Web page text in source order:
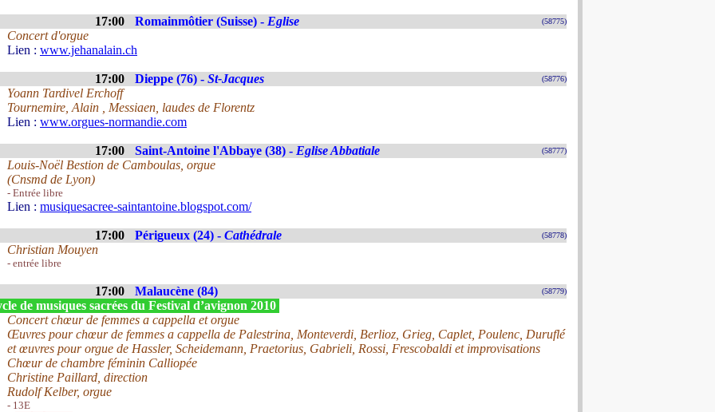
17:00 Romainmôtier (Suisse) - Eglise (58775)
Concert d'orgue
Lien : www.jehanalain.ch
17:00 Dieppe (76) - St-Jacques (58776)
Yoann Tardivel Erchoff
Tournemire, Alain , Messiaen, laudes de Florentz
Lien : www.orgues-normandie.com
17:00 Saint-Antoine l'Abbaye (38) - Eglise Abbatiale (58777)
Louis-Noël Bestion de Camboulas, orgue
(Cnsmd de Lyon)
- Entrée libre
Lien : musiquesacree-saintantoine.blogspot.com/
17:00 Périgueux (24) - Cathédrale (58778)
Christian Mouyen
- entrée libre
17:00 Malaucène (84) (58779)
de musiques sacrées du Festival d’avignon 2010
Concert chœur de femmes a cappella et orgue
Œuvres pour chœur de femmes a cappella de Palestrina, Monteverdi, Berlioz, Grieg, Caplet, Poulenc, Duruflé
et œuvres pour orgue de Hassler, Scheidemann, Praetorius, Gabrieli, Rossi, Frescobaldi et improvisations
Chœur de chambre féminin Calliopée
Christine Paillard, direction
Rudolf Kelber, orgue
- 13E